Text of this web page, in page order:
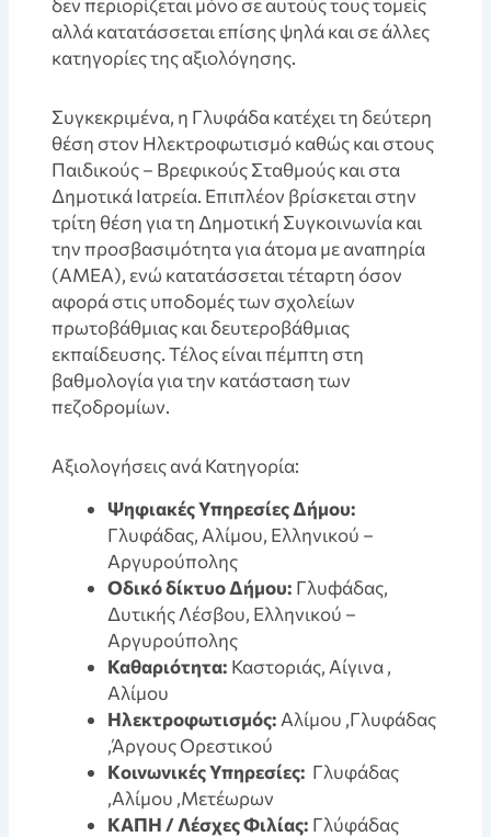
δεν περιορίζεται μόνο σε αυτούς τους τομείς
αλλά κατατάσσεται επίσης ψηλά και σε άλλες
κατηγορίες της αξιολόγησης.
Συγκεκριμένα, η Γλυφάδα κατέχει τη δεύτερη
θέση στον Ηλεκτροφωτισμό καθώς και στους
Παιδικούς – Βρεφικούς Σταθμούς και στα
Δημοτικά Ιατρεία. Επιπλέον βρίσκεται στην
τρίτη θέση για τη Δημοτική Συγκοινωνία και
την προσβασιμότητα για άτομα με αναπηρία
(ΑΜΕΑ), ενώ κατατάσσεται τέταρτη όσον
αφορά στις υποδομές των σχολείων
πρωτοβάθμιας και δευτεροβάθμιας
εκπαίδευσης. Τέλος είναι πέμπτη στη
βαθμολογία για την κατάσταση των
πεζοδρομίων.
Aξιολογήσεις ανά Κατηγορία:
Ψηφιακές Υπηρεσίες Δήμου:
Γλυφάδας, Αλίμου, Ελληνικού –
Αργυρούπολης
Οδικό δίκτυο Δήμου: Γλυфάδας,
Δυτικής Λέσβου, Ελληνικού –
Αργυρούπολης
Καθαριότητα: Καστοριάς, Αίγινα ,
Αλίμου
Ηλεκτροφωτισμός: Αλίμου ,Γλυφάδας
,Άργους Ορεστικού
Kοινωνικές Υπηρεσίες: Γλυφάδας
,Αλίμου ,Μετέωρων
KAΠΗ / Λέσχες Φιλίας: Γλύφάδας